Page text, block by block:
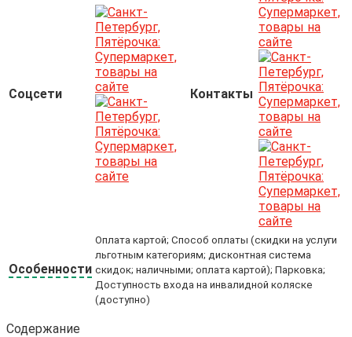
Соцсети Контакты
Особенности
Оплата картой; Способ оплаты (скидки на услуги
льготным категориям; дисконтная система
скидок; наличными; оплата картой); Парковка;
Доступность входа на инвалидной коляске
(доступно)
Содержание